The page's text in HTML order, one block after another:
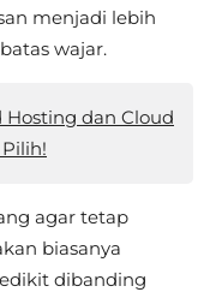
menjadi lebih
wajar.
Hosting dan Cloud
agar tetap
biasanya
dibanding